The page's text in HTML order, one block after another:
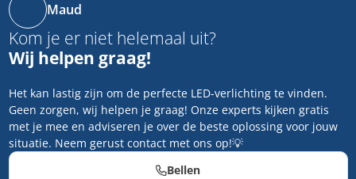
Maud
Kom je er niet helemaal uit?
Wij helpen graag!
Het kan lastig zijn om de perfecte LED-verlichting te vinden.
Geen zorgen, wij helpen je graag! Onze experts kijken gratis
met je mee en adviseren je over de beste oplossing voor jouw
situatie. Neem gerust contact met ons op!💡
Bellen